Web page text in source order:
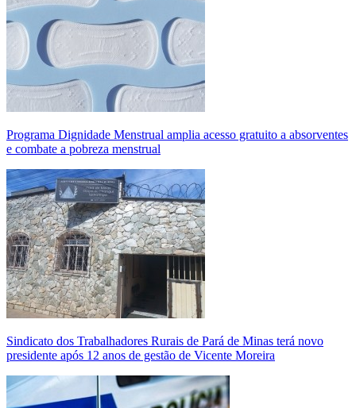
Programa Dignidade Menstrual amplia acesso gratuito a absorventes
e combate a pobreza menstrual
Sindicato dos Trabalhadores Rurais de Pará de Minas terá novo
presidente após 12 anos de gestão de Vicente Moreira